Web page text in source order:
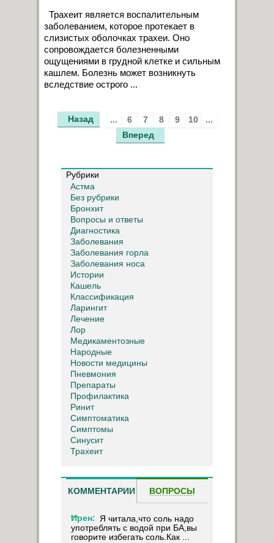
Трахеит является воспалительным
заболеванием, которое протекает в
слизистых оболочках трахеи. Оно
сопровождается болезненными
ощущениями в грудной клетке и сильным
кашлем. Болезнь может возникнуть
вследствие острого ...
Назад ... 6 7 8 9 10
...
Вперед
Рубрики
Астма
Без рубрики
Бронхит
Вопросы и ответы
Диагностика
Заболевания
Заболевания горла
Заболевания носа
Истории
Кашель
Классификация
Ларингит
Лечение
Лор
Медикаментозные
Народные
Новости медицины
Пневмония
Препараты
Профилактика
Ринит
Симптоматика
Симптомы
Синусит
Трахеит
КОММЕНТАРИИ ВОПРОСЫ
Ирен: Я читала,что соль надо
употреблять с водой при БА,вы
говорите избегать соль.Как ...